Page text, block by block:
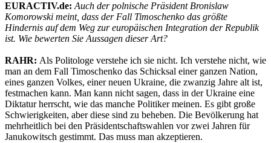
EURACTIV.de: Auch der polnische Präsident Bronislaw
Komorowski meint, dass der Fall Timoschenko das größte
Hindernis auf dem Weg zur europäischen Integration der Republik
ist. Wie bewerten Sie Aussagen dieser Art?
RAHR: Als Politologe verstehe ich sie nicht. Ich verstehe nicht, wie
man an dem Fall Timoschenko das Schicksal einer ganzen Nation,
eines ganzen Volkes, einer neuen Ukraine, die zwanzig Jahre alt ist,
festmachen kann. Man kann nicht sagen, dass in der Ukraine eine
Diktatur herrscht, wie das manche Politiker meinen. Es gibt große
Schwierigkeiten, aber diese sind zu beheben. Die Bevölkerung hat
mehrheitlich bei den Präsidentschaftswahlen vor zwei Jahren für
Janukowitsch gestimmt. Das muss man akzeptieren.